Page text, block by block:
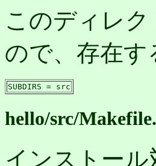
このディレ
ので、存在
SUBDIRS = src
hello/src/
インストー